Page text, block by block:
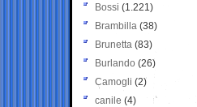
Bossi (1.221)
Brambilla (38)
Brunetta (83)
Burlando (26)
Camogli (2)
canile (4)